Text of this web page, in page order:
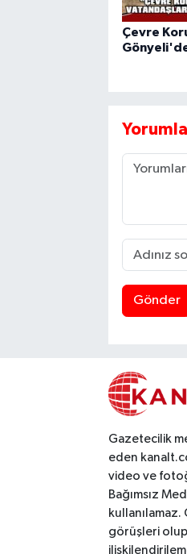
Çevre
Gönyeli'de
Gönder
Gazetecilik
eden
video ve
Bağımsız
kullanılamaz.
görüşleri olup